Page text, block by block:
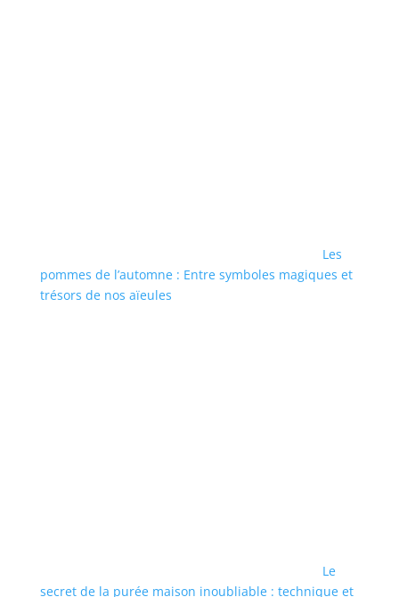
Les
pommes de l’automne : Entre symboles magiques et
trésors de nos aïeules
Le
secret de la purée maison inoubliable : technique et